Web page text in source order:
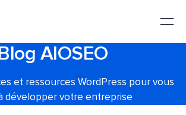
Blog AIOSEO
et ressources WordPress pour vous
développer votre entreprise